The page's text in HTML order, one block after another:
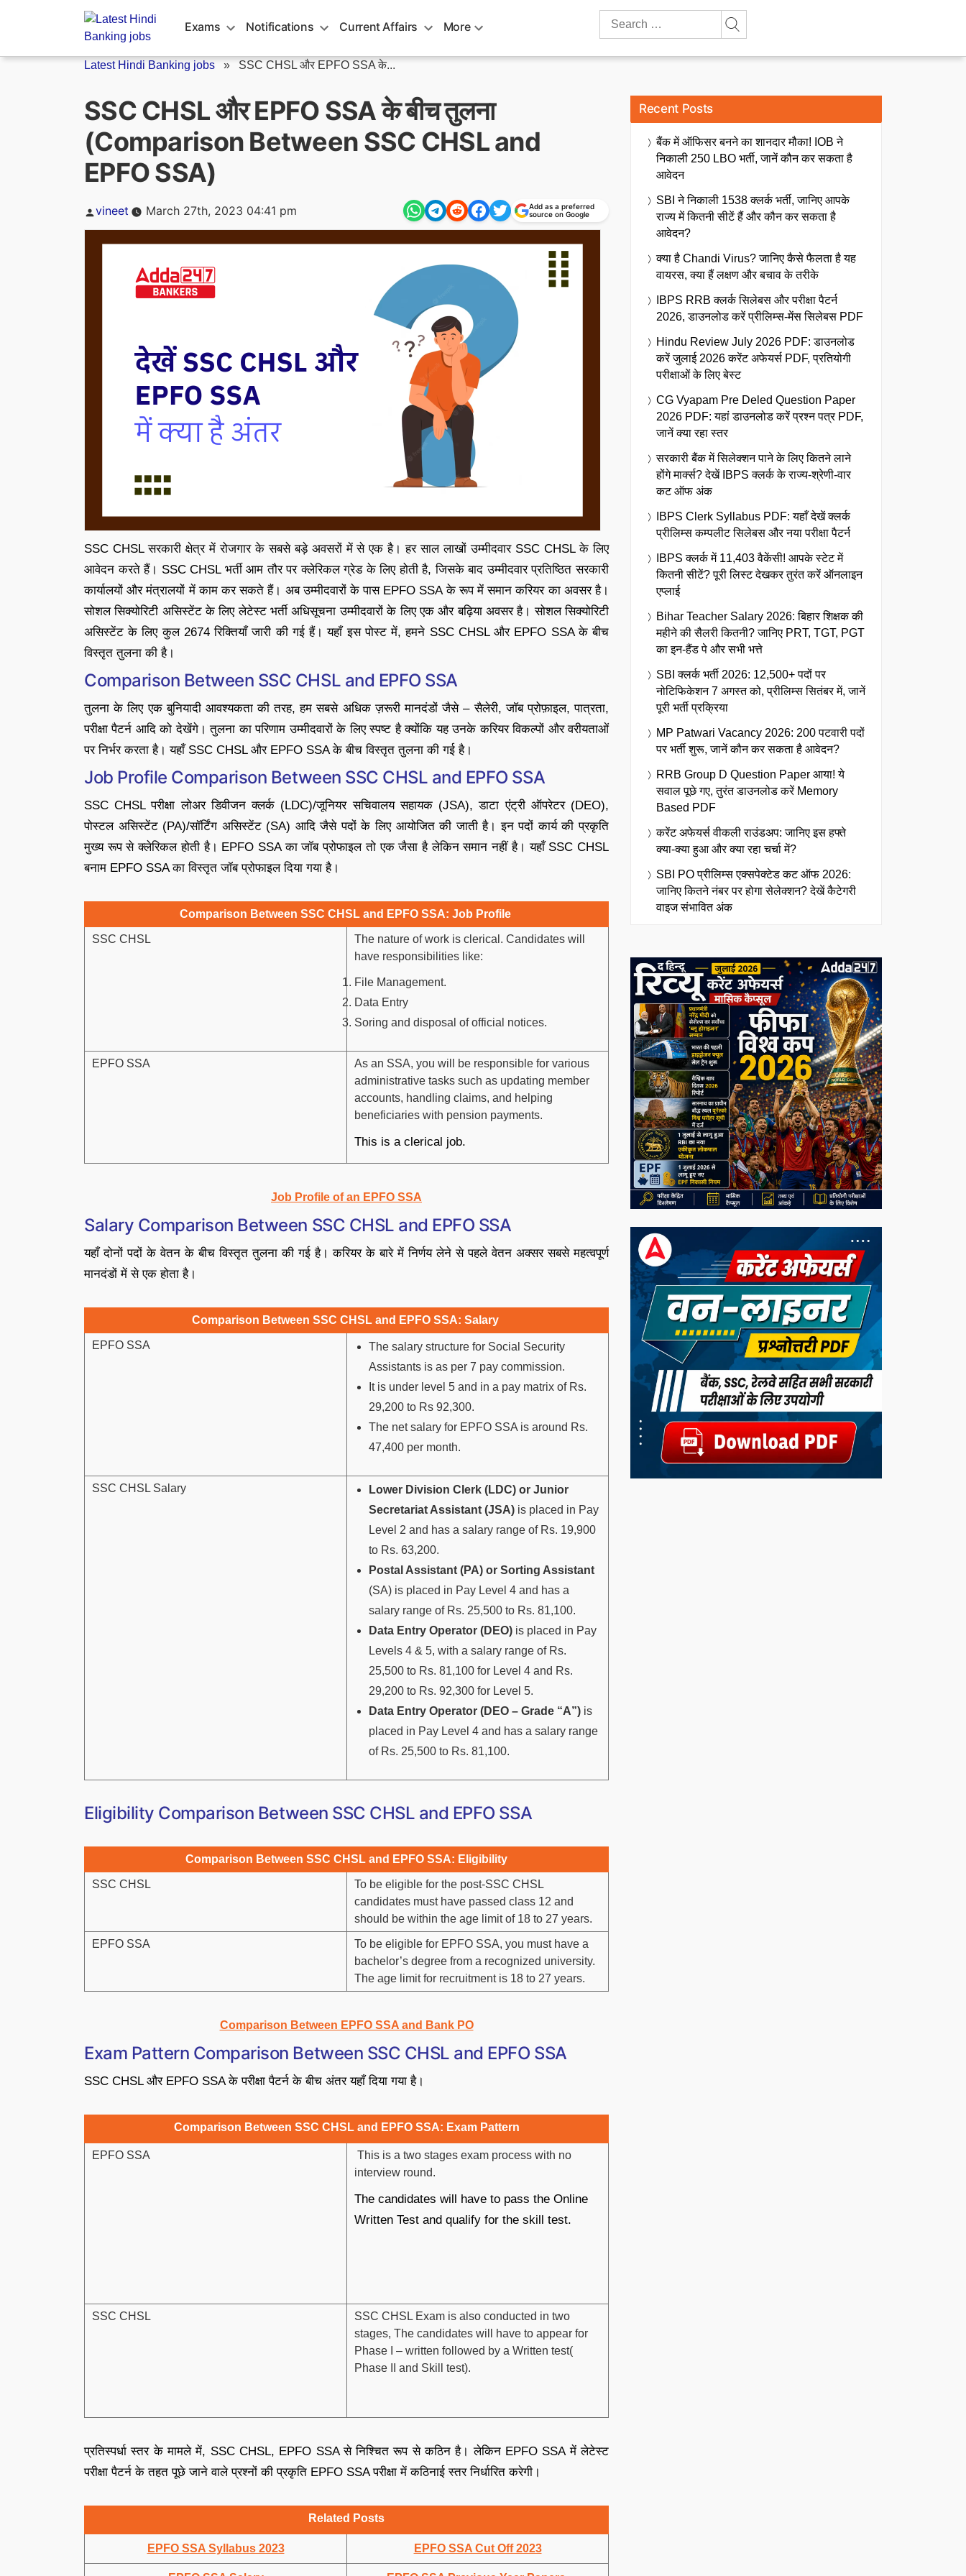
Exams Notifications Current Affairs More
Search
Latest Hindi Banking jobs » SSC CHSL और EPFO SSA के...
SSC CHSL और EPFO SSA के बीच तुलना
(Comparison Between SSC CHSL and
EPFO SSA)
Posted
vineet March 27th, 2023 04:41 pm
Add as a preferred
source on Google
SSC CHSL सरकारी क्षेत्र में रोजगार के सबसे बड़े अवसरों में से एक है। हर साल लाखों उम्मीदवार SSC CHSL के लिए
आवेदन करते हैं। SSC CHSL भर्ती आम तौर पर क्लेरिकल ग्रेड के लिए होती है, जिसके बाद उम्मीदवार प्रतिष्ठित सरकारी
कार्यालयों और मंत्रालयों में काम कर सकते हैं। अब उम्मीदवारों के पास EPFO SSA के रूप में समान करियर का अवसर है।
सोशल सिक्योरिटी असिस्टेंट के लिए लेटेस्ट भर्ती अधिसूचना उम्मीदवारों के लिए एक और बढ़िया अवसर है। सोशल सिक्योरिटी
असिस्टेंट के लिए कुल 2674 रिक्तियाँ जारी की गई हैं। यहाँ इस पोस्ट में, हमने SSC CHSL और EPFO SSA के बीच
विस्तृत तुलना की है।
Comparison Between SSC CHSL and EPFO SSA
तुलना के लिए एक बुनियादी आवश्यकता की तरह, हम सबसे अधिक ज़रूरी मानदंडों जैसे – सैलेरी, जाॅब प्रोफ़ाइल, पात्रता,
परीक्षा पैटर्न आदि को देखेंगे। तुलना का परिणाम उम्मीदवारों के लिए स्पष्ट है क्योंकि यह उनके करियर विकल्पों और वरीयताओं
पर निर्भर करता है। यहाँ SSC CHSL और EPFO SSA के बीच विस्तृत तुलना की गई है।
Job Profile Comparison Between SSC CHSL and EPFO SSA
SSC CHSL परीक्षा लोअर डिवीजन क्लर्क (LDC)/जूनियर सचिवालय सहायक (JSA), डाटा एंट्री ऑपरेटर (DEO),
पोस्टल असिस्टेंट (PA)/सॉर्टिंग असिस्टेंट (SA) आदि जैसे पदों के लिए आयोजित की जाती है। इन पदों कार्य की प्रकृति
मुख्य रूप से क्लेरिकल होती है। EPFO SSA का जॉब प्रोफाइल तो एक जैसा है लेकिन समान नहीं है। यहाँ SSC CHSL
बनाम EPFO SSA का विस्तृत जॉब प्रोफाइल दिया गया है।
Comparison Between SSC CHSL and EPFO SSA: Job Profile
SSC CHSL
The nature of work is clerical. Candidates will
have responsibilities like:
File Management.
Data Entry
Soring and disposal of official notices.
EPFO SSA
As an SSA, you will be responsible for various
administrative tasks such as updating member
accounts, handling claims, and helping
beneficiaries with pension payments.
This is a clerical job.
Job Profile of an EPFO SSA
Salary Comparison Between SSC CHSL and EPFO SSA
यहाँ दोनों पदों के वेतन के बीच विस्तृत तुलना की गई है। करियर के बारे में निर्णय लेने से पहले वेतन अक्सर सबसे महत्वपूर्ण
मानदंडों में से एक होता है।
Comparison Between SSC CHSL and EPFO SSA: Salary
EPFO SSA
The salary structure for Social Security
Assistants is as per 7 pay commission.
It is under level 5 and in a pay matrix of Rs.
29,200 to Rs 92,300.
The net salary for EPFO SSA is around Rs.
47,400 per month.
SSC CHSL Salary
Lower Division Clerk (LDC) or Junior
Secretariat Assistant (JSA) is placed in Pay
Level 2 and has a salary range of Rs. 19,900
to Rs. 63,200.
Postal Assistant (PA) or Sorting Assistant
(SA) is placed in Pay Level 4 and has a
salary range of Rs. 25,500 to Rs. 81,100.
Data Entry Operator (DEO) is placed in Pay
Levels 4 & 5, with a salary range of Rs.
25,500 to Rs. 81,100 for Level 4 and Rs.
29,200 to Rs. 92,300 for Level 5.
Data Entry Operator (DEO – Grade “A”) is
placed in Pay Level 4 and has a salary range
of Rs. 25,500 to Rs. 81,100.
Eligibility Comparison Between SSC CHSL and EPFO SSA
Comparison Between SSC CHSL and EPFO SSA: Eligibility
SSC CHSL
To be eligible for the post-SSC CHSL
candidates must have passed class 12 and
should be within the age limit of 18 to 27 years.
EPFO SSA
To be eligible for EPFO SSA, you must have a
bachelor’s degree from a recognized university.
The age limit for recruitment is 18 to 27 years.
Comparison Between EPFO SSA and Bank PO
Exam Pattern Comparison Between SSC CHSL and EPFO SSA
SSC CHSL और EPFO SSA के परीक्षा पैटर्न के बीच अंतर यहाँ दिया गया है।
Comparison Between SSC CHSL and EPFO SSA: Exam Pattern
EPFO SSA
This is a two stages exam process with no
interview round.
The candidates will have to pass the Online
Written Test and qualify for the skill test.
SSC CHSL
SSC CHSL Exam is also conducted in two
stages, The candidates will have to appear for
Phase I – written followed by a Written test(
Phase II and Skill test).
प्रतिस्पर्धा स्तर के मामले में, SSC CHSL, EPFO SSA से निश्चित रूप से कठिन है। लेकिन EPFO SSA में लेटेस्ट
परीक्षा पैटर्न के तहत पूछे जाने वाले प्रश्नों की प्रकृति EPFO SSA परीक्षा में कठिनाई स्तर निर्धारित करेगी।
Related Posts
EPFO SSA Syllabus 2023 EPFO SSA Cut Off 2023
Recent Posts
बैंक में ऑफिसर बनने का शानदार मौका! IOB ने
निकाली 250 LBO भर्ती, जानें कौन कर सकता है
आवेदन
SBI ने निकाली 1538 क्लर्क भर्ती, जानिए आपके
राज्य में कितनी सीटें हैं और कौन कर सकता है
आवेदन?
क्या है Chandi Virus? जानिए कैसे फैलता है यह
वायरस, क्या हैं लक्षण और बचाव के तरीके
IBPS RRB क्लर्क सिलेबस और परीक्षा पैटर्न
2026, डाउनलोड करें प्रीलिम्स-मेंस सिलेबस PDF
Hindu Review July 2026 PDF: डाउनलोड
करें जुलाई 2026 करेंट अफेयर्स PDF, प्रतियोगी
परीक्षाओं के लिए बेस्ट
CG Vyapam Pre Deled Question Paper
2026 PDF: यहां डाउनलोड करें प्रश्न पत्र PDF,
जानें क्या रहा स्तर
सरकारी बैंक में सिलेक्शन पाने के लिए कितने लाने
होंगे मार्क्स? देखें IBPS क्लर्क के राज्य-श्रेणी-वार
कट ऑफ अंक
IBPS Clerk Syllabus PDF: यहाँ देखें क्लर्क
प्रीलिम्स कम्पलीट सिलेबस और नया परीक्षा पैटर्न
IBPS क्लर्क में 11,403 वैकेंसी! आपके स्टेट में
कितनी सीटें? पूरी लिस्ट देखकर तुरंत करें ऑनलाइन
एप्लाई
Bihar Teacher Salary 2026: बिहार शिक्षक की
महीने की सैलरी कितनी? जानिए PRT, TGT, PGT
का इन-हैंड पे और सभी भत्ते
SBI क्लर्क भर्ती 2026: 12,500+ पदों पर
नोटिफिकेशन 7 अगस्त को, प्रीलिम्स सितंबर में, जानें
पूरी भर्ती प्रक्रिया
MP Patwari Vacancy 2026: 200 पटवारी पदों
पर भर्ती शुरू, जानें कौन कर सकता है आवेदन?
RRB Group D Question Paper आया! ये
सवाल पूछे गए, तुरंत डाउनलोड करें Memory
Based PDF
करेंट अफेयर्स वीकली राउंडअप: जानिए इस हफ्ते
क्या-क्या हुआ और क्या रहा चर्चा में?
SBI PO प्रीलिम्स एक्सपेक्टेड कट ऑफ 2026:
जानिए कितने नंबर पर होगा सेलेक्शन? देखें कैटेगरी
वाइज संभावित अंक